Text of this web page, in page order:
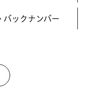
バックナンバー